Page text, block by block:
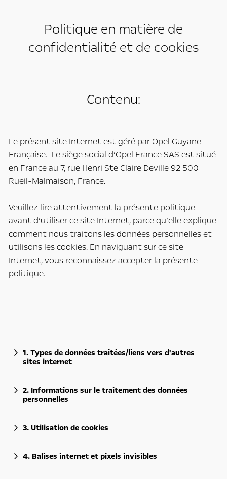
Politique en matière de
confidentialité et de cookies
Contenu:
Le présent site Internet est géré par Opel Guyane
Française. Le siège social d’Opel France SAS est situé
en France au 7, rue Henri Ste Claire Deville 92 500
Rueil-Malmaison, France.
Veuillez lire attentivement la présente politique
avant d’utiliser ce site Internet, parce qu’elle explique
comment nous traitons les données personnelles et
utilisons les cookies. En naviguant sur ce site
Internet, vous reconnaissez accepter la présente
politique.
1. Types de données traitées/liens vers d'autres
sites internet
2. Informations sur le traitement des données
personnelles
3. Utilisation de cookies
4. Balises internet et pixels invisibles